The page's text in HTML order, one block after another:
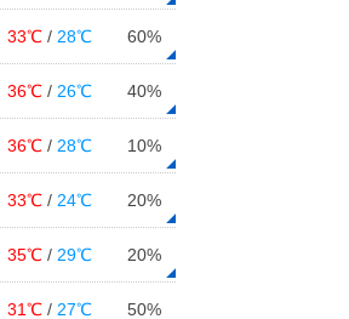
33℃ / 28℃ 60%
36℃ / 26℃ 40%
36℃ / 28℃ 10%
33℃ / 24℃ 20%
35℃ / 29℃ 20%
31℃ / 27℃ 50%